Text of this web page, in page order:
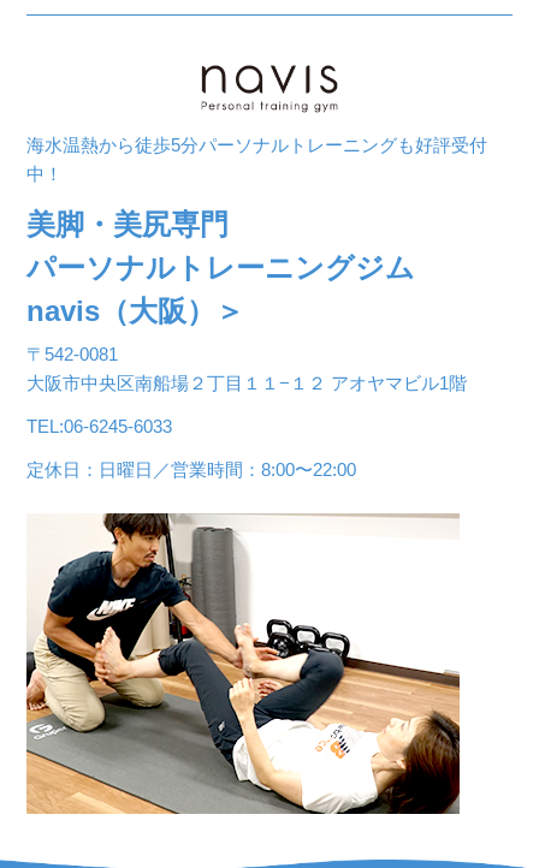
海水温熱から徒歩5分パーソナルトレーニングも好評受付
中！
美脚・美尻専門
パーソナルトレーニングジム
navis（大阪）＞
〒542-0081
大阪市中央区南船場２丁目１１−１２ アオヤマビル1階
TEL:06-6245-6033
定休日：日曜日／営業時間：8:00〜22:00